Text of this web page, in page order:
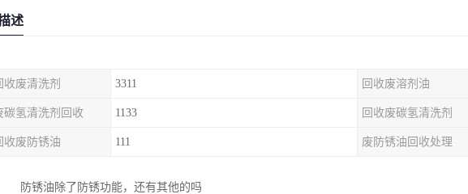
述
收废清洗剂 3311 回收废溶剂油
碳氢清洗剂回收 1133 回收废碳氢清洗剂
收废防锈油 111 废防锈油回收处理
防锈油除了防锈功能，还有其他的吗